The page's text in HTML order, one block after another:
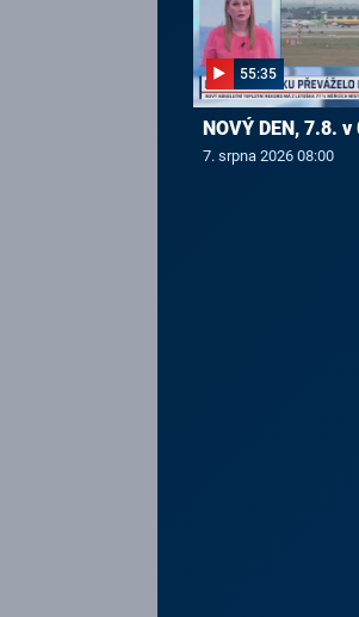
55:35
NOVÝ DEN, 7.8. v
7. srpna 2026 08:00